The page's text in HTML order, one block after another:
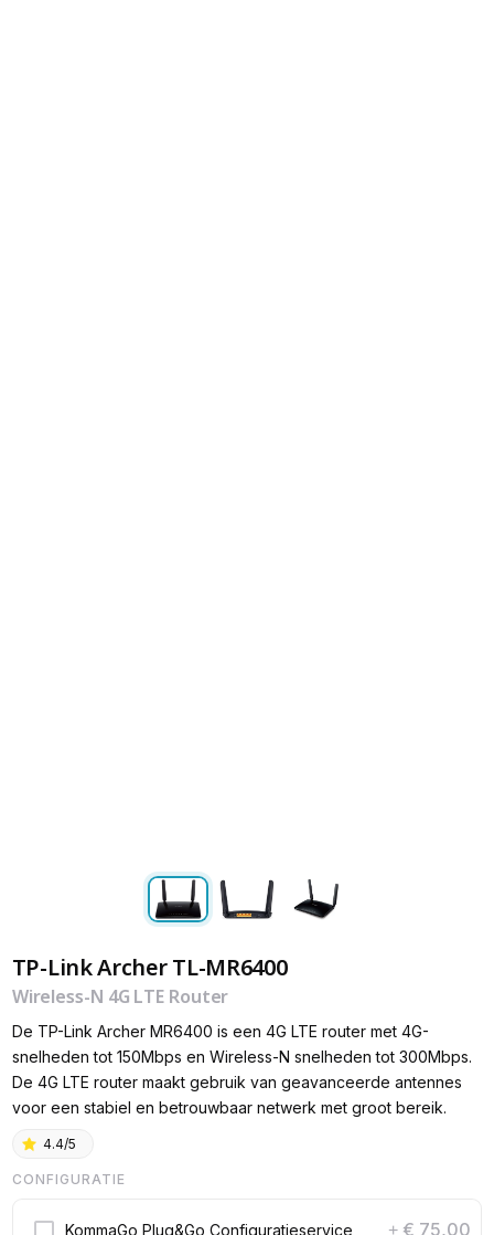
TP-Link Archer TL-MR6400
Wireless-N 4G LTE Router
De TP-Link Archer MR6400 is een 4G LTE router met 4G-
snelheden tot 150Mbps en Wireless-N snelheden tot 300Mbps.
De 4G LTE router maakt gebruik van geavanceerde antennes
voor een stabiel en betrouwbaar netwerk met groot bereik.
4.4/5
CONFIGURATIE
KommaGo Plug&Go Configuratieservice + € 75,00